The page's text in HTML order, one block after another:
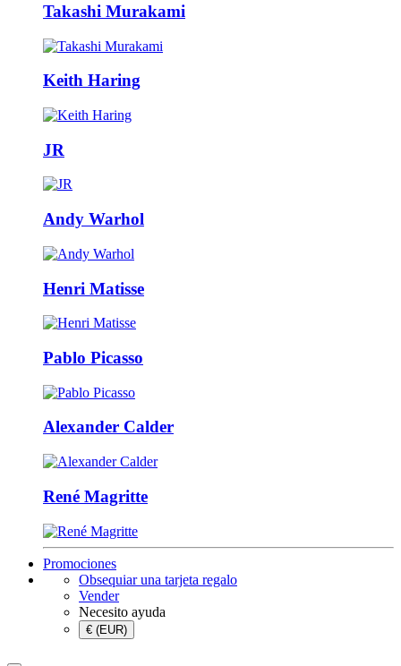
Takashi Murakami
Keith Haring
JR
Andy Warhol
Henri Matisse
Pablo Picasso
Alexander Calder
René Magritte
Promociones
Obsequiar una tarjeta regalo
Vender
Necesito ayuda
€ (EUR)